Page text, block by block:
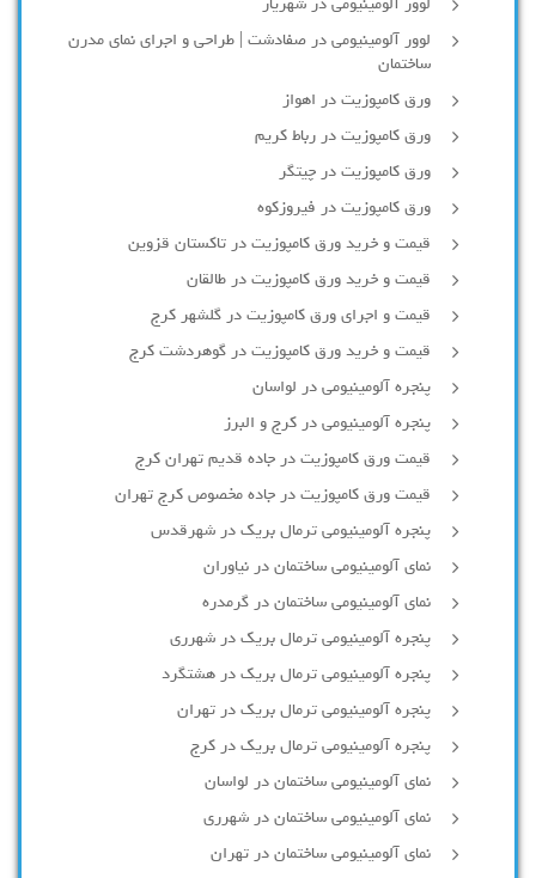
لوور آلومينيومي در شهريار
لوور آلومینیومی در صفادشت | طراحی و اجرای نمای مدرن
ساختمان
ورق کامپوزیت در اهواز
ورق کامپوزیت در رباط کریم
ورق کامپوزیت در چیتگر
ورق کامپوزیت در فیروزکوه
قیمت و خرید ورق کامپوزیت در تاکستان قزوین
قیمت و خرید ورق کامپوزیت در طالقان
قیمت و اجرای ورق کامپوزیت در گلشهر کرج
قیمت و خرید ورق کامپوزیت در گوهردشت کرج
پنجره آلومینیومی در لواسان
پنجره آلومینیومی در کرج و البرز
قیمت ورق کامپوزیت در جاده قدیم تهران کرج
قیمت ورق کامپوزیت در جاده مخصوص کرج تهران
پنجره آلومینیومی ترمال بریک در شهرقدس
نمای آلومینیومی ساختمان در نیاوران
نمای آلومینیومی ساختمان در گرمدره
پنجره آلومینیومی ترمال بریک در شهرری
پنجره آلومینیومی ترمال بریک در هشتگرد
پنجره آلومینیومی ترمال بریک در تهران
پنجره آلومینیومی ترمال بریک در کرج
نمای آلومینیومی ساختمان در لواسان
نمای آلومینیومی ساختمان در شهرری
نمای آلومینیومی ساختمان در تهران